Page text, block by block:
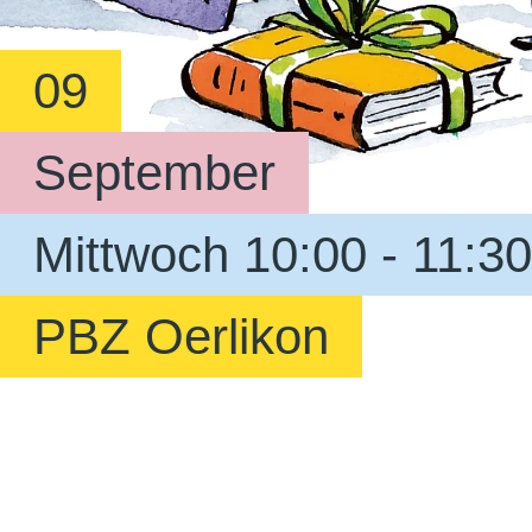
09
September
Mittwoch 10:00 - 11:30
PBZ Oerlikon